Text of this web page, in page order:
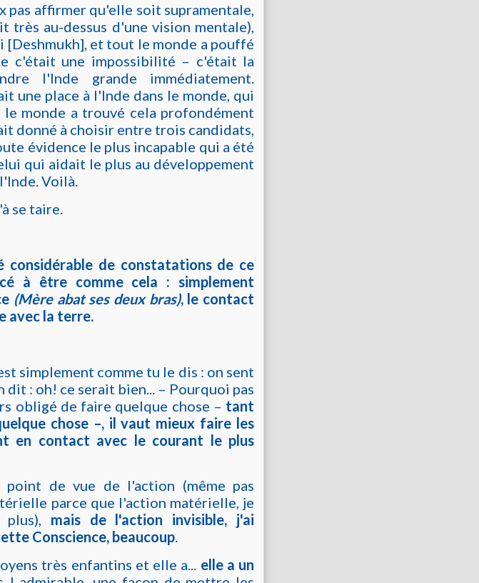
pas affirmer qu'elle soit supramentale,
très au-dessus d'une vision mentale),
[Deshmukh], et tout le monde a pouffé
c'était une impossibilité – c'était la
l'Inde grande immédiatement.
une place à l'Inde dans le monde, qui
monde a trouvé cela profondément
donné à choisir entre trois candidats,
évidence le plus incapable qui a été
qui aidait le plus au développement
Voilà.
se taire.
considérable de constatations de ce
à être comme cela : simplement
(Mère abat ses deux bras), le contact
avec la terre.
simplement comme tu le dis : on sent
dit : oh! ce serait bien... – Pourquoi pas
obligé de faire quelque chose – tant
chose –, il vaut mieux faire les
en contact avec le courant le plus
de vue de l'action (même pas
parce que l'action matérielle, je
mais de l'action invisible, j'ai
Conscience, beaucoup.
très enfantins et elle a... elle a un